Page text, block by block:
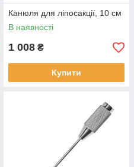
Канюля для ліпосакції, 10 см
В наявності
1 008 ₴
Купити